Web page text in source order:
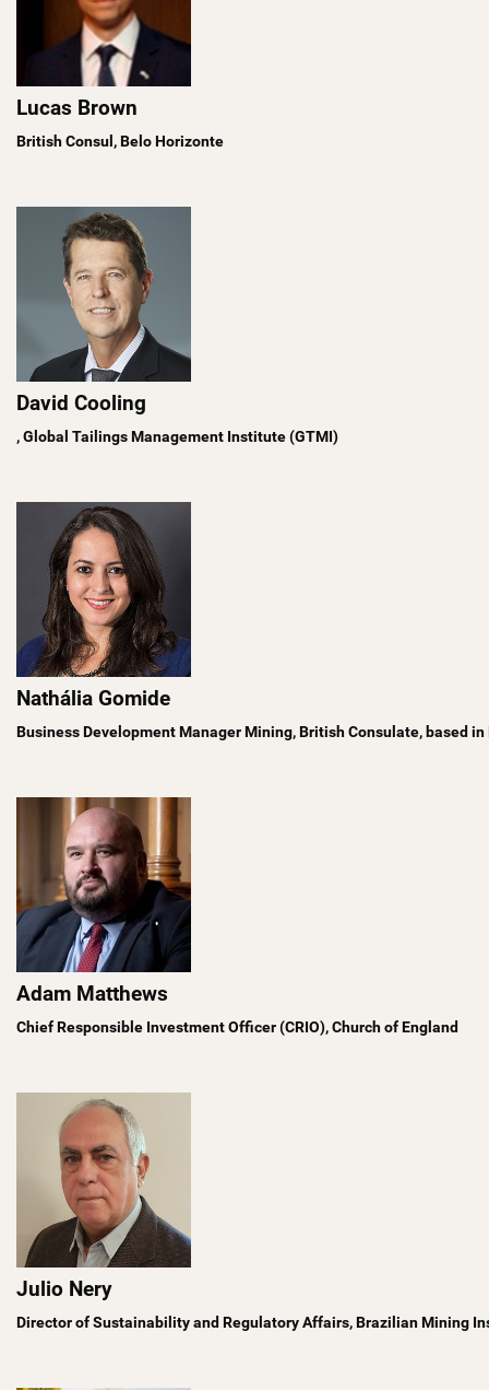
Lucas Brown
British Consul, Belo Horizonte
David Cooling
, Global Tailings Management Institute (GTMI)
Nathália Gomide
Business Development Manager Mining, British Consulate, based
Adam Matthews
Chief Responsible Investment Officer (CRIO), Church of England
Julio Nery
Director of Sustainability and Regulatory Affairs, Brazilian Mining